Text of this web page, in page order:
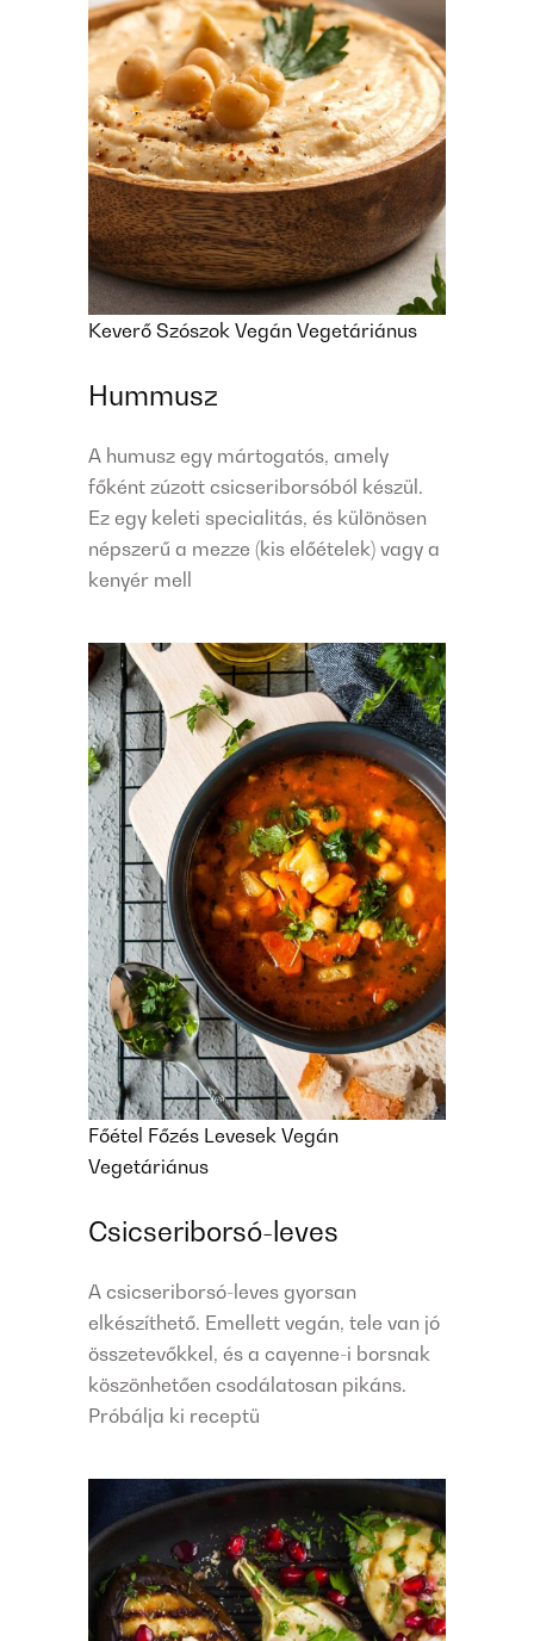
Keverő Szószok Vegán Vegetáriánus
Hummusz
A humusz egy mártogatós, amely
főként zúzott csicseriborsóból készül.
Ez egy keleti specialitás, és különösen
népszerű a mezze (kis előételek) vagy a
kenyér mell
Főétel Főzés Levesek Vegán
Vegetáriánus
Csicseriborsó-leves
A csicseriborsó-leves gyorsan
elkészíthető. Emellett vegán, tele van jó
összetevőkkel, és a cayenne-i borsnak
köszönhetően csodálatosan pikáns.
Próbálja ki receptü